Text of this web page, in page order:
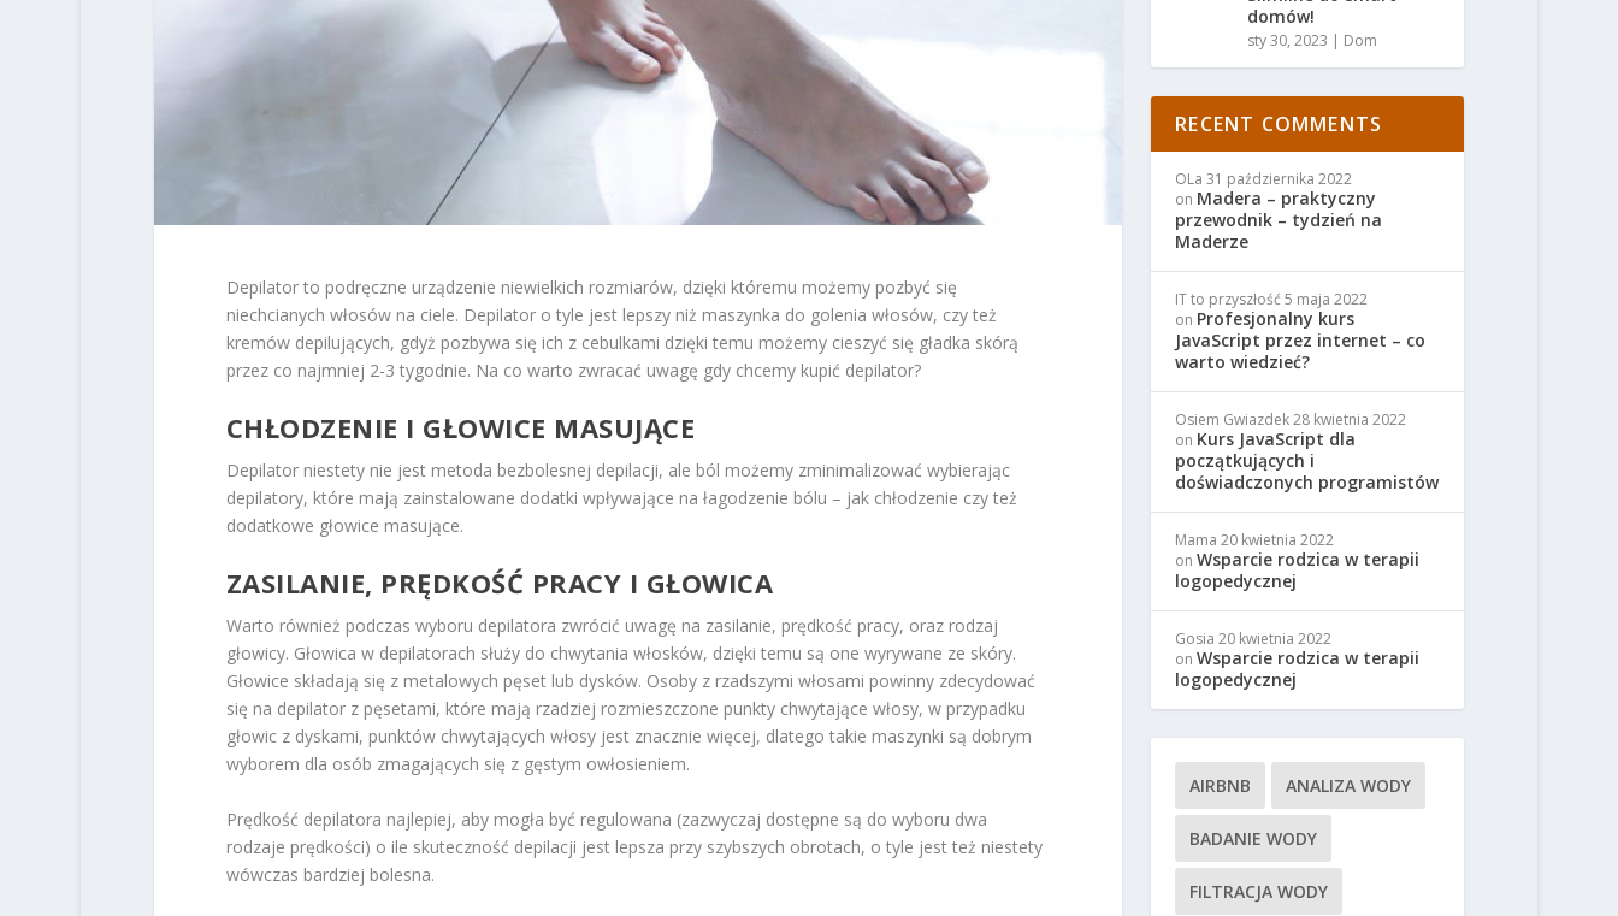
Depilator to podręczne urządzenie niewielkich rozmiarów, dzięki któremu możemy pozbyć się
niechcianych włosów na ciele. Depilator o tyle jest lepszy niż maszynka do golenia włosów, czy też
kremów depilujących, gdyż pozbywa się ich z cebulkami dzięki temu możemy cieszyć się gładka skórą
przez co najmniej 2-3 tygodnie. Na co warto zwracać uwagę gdy chcemy kupić depilator?
CHŁODZENIE I GŁOWICE MASUJĄCE
Depilator niestety nie jest metoda bezbolesnej depilacji, ale ból możemy zminimalizować wybierając
depilatory, które mają zainstalowane dodatki wpływające na łagodzenie bólu – jak chłodzenie czy też
dodatkowe głowice masujące.
ZASILANIE, PRĘDKOŚĆ PRACY I GŁOWICA
Warto również podczas wyboru depilatora zwrócić uwagę na zasilanie, prędkość pracy, oraz rodzaj
głowicy. Głowica w depilatorach służy do chwytania włosków, dzięki temu są one wyrywane ze skóry.
Głowice składają się z metalowych pęset lub dysków. Osoby z rzadszymi włosami powinny zdecydować
się na depilator z pęsetami, które mają rzadziej rozmieszczone punkty chwytające włosy, w przypadku
głowic z dyskami, punktów chwytających włosy jest znacznie więcej, dlatego takie maszynki są dobrym
wyborem dla osób zmagających się z gęstym owłosieniem.
Prędkość depilatora najlepiej, aby mogła być regulowana (zazwyczaj dostępne są do wyboru dwa
rodzaje prędkości) o ile skuteczność depilacji jest lepsza przy szybszych obrotach, o tyle jest też niestety
wówczas bardziej bolesna.
domów!
sty 30, 2023 | Dom
RECENT COMMENTS
OLa 31 października 2022
on Madera – praktyczny
przewodnik – tydzień na
Maderze
IT to przyszłość5 maja 2022
on Profesjonalny kurs
JavaScript przez internet – co
warto wiedzieć?
Osiem Gwiazdek28 kwietnia 2022
on Kurs JavaScript dla
początkujących i
doświadczonych programistów
Mama 20 kwietnia 2022
onWsparcie rodzica w terapii
logopedycznej
Gosia 20 kwietnia 2022
onWsparcie rodzica w terapii
logopedycznej
AIRBNB ANALIZA WODY
BADANIE WODY
FILTRACJA WODY